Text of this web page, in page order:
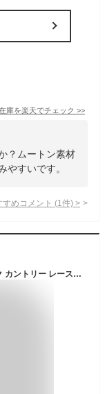
庫を楽天でチェック >>
？ムートン素材
やすいです。
めコメント (1 件) >
ブーツ メンズ 防水 革靴 クラシック アンティーク カントリー レースアップ スエード調 PUレザー 革靴 紐靴 紳士靴 メンズブーツ EDWIN edm9400n｜正規販売店